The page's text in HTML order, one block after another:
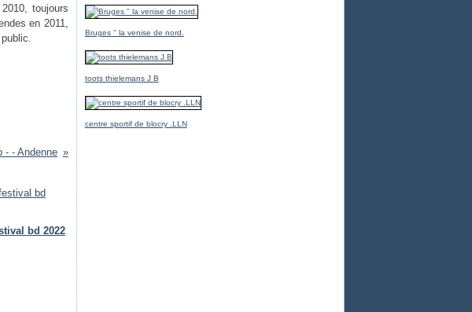
toujours
en 2011,
- - Andenne
bd 2022
Bruges '' la venise de nord.
toots thielemans J B
centre sportif de blocry .LLN